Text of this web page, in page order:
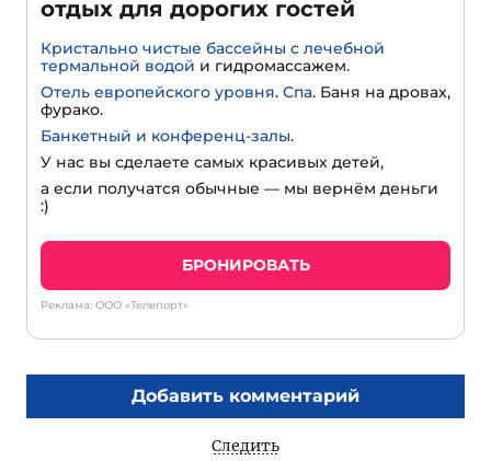
отдых для дорогих гостей
Кристально чистые бассейны с лечебной
термальной водой и гидромассажем.
Отель европейского уровня. Спа. Баня на дровах,
фурако.
Банкетный и конференц-залы.
У нас вы сделаете самых красивых детей,
а если получатся обычные — мы вернём деньги
:)
БРОНИРОВАТЬ
Реклама: ООО «Телепорт»
Добавить комментарий
Следить